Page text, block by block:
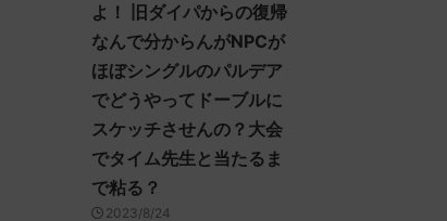
よ！ 旧ダイパからの復帰
なんで分からんがNPCが
ほぼシングルのパルデア
でどうやってドーブルに
スケッチさせんの？大会
でタイム先生と当たるま
で粘る？
2023/8/24